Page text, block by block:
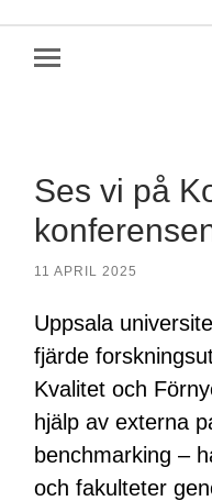
Ses vi på
11 APRIL 2025
Uppsala
fjärde
Kvalitet och
hjälp av externa
benchmarking –
och fakulteter